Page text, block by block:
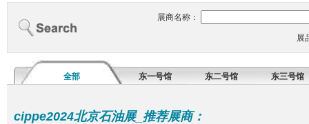
展商名称：
展
全部 东一号馆 东二号馆 东三号馆
cippe2024北京石油展_推荐展商：